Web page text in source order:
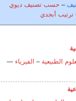
– حسب تصنيف ديوي
ترتيب أبجدي
الطبيعية – الفيزياء —